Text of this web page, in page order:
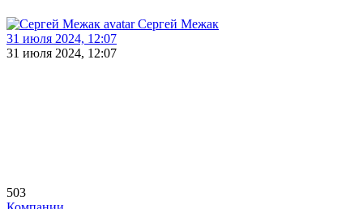
Сергей Межак
31 июля 2024, 12:07
31 июля 2024, 12:07
503